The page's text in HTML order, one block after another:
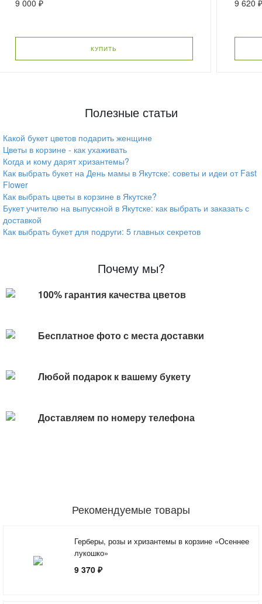
9 000 ₽
КУПИТЬ
9 620
Полезные статьи
Какой букет цветов подарить женщине
Цветы в корзине - как ухаживать
Когда и кому дарят хризантемы?
Как выбрать букет на День мамы в Якутске: советы и идеи от Fast
Flower
Как выбрать цветы в корзине в Якутске?
Букет учителю на выпускной в Якутске: как выбрать и заказать с
доставкой
Как выбрать букет для подруги: 5 главных секретов
Почему мы?
100% гарантия качества цветов
Бесплатное фото с места доставки
Любой подарок к вашему букету
Доставляем по номеру телефона
Рекомендуемые товары
Герберы, розы и хризантемы в корзине «Осеннее
лукошко»
9 370 ₽